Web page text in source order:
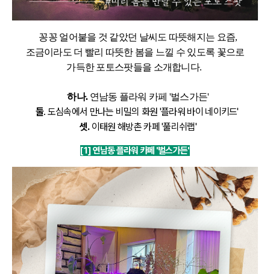
꽁꽁 얼어붙을 것 같았던 날씨도 따뜻해지는 요즘,
조금이라도 더 빨리 따뜻한 봄을 느낄 수 있도록 꽃으로
가득한 포토스팟들을 소개합니다.
하나.연남동 플라워 카페 '벌스가든'
둘. 도심속에서 만나는 비밀의 화원 '플라워 바이 네이키드'
셋.이태원 해방촌 카페 '풀리쉬랩'
[1] 연남동 플라워 카페 '벌스가든'